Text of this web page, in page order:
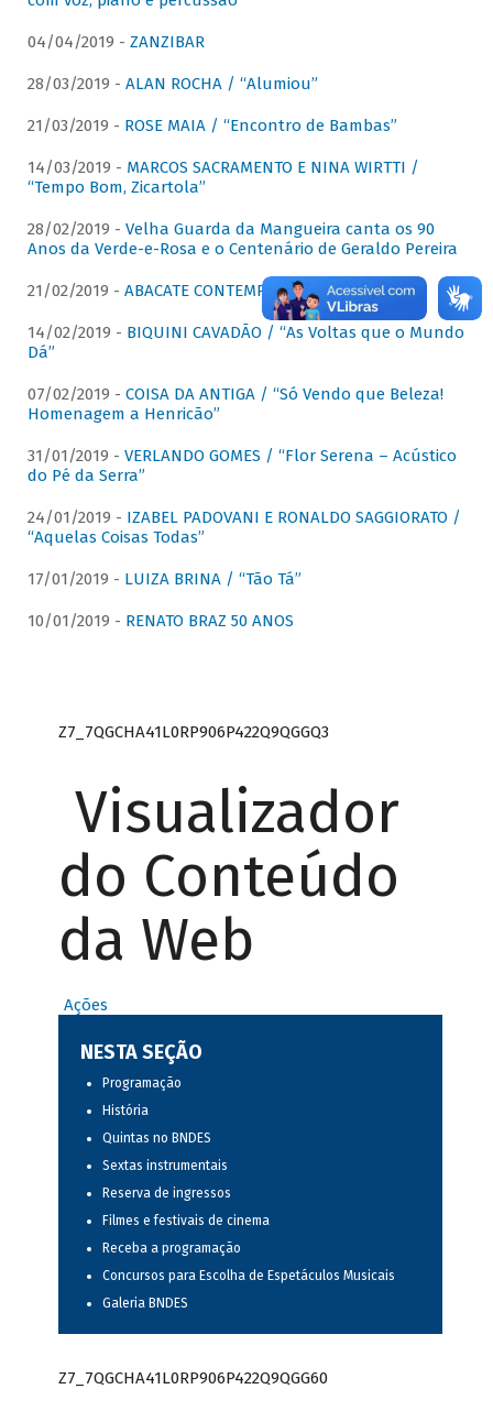
04/04/2019 - ZANZIBAR
28/03/2019 - ALAN ROCHA / “Alumiou”
21/03/2019 - ROSE MAIA / “Encontro de Bambas”
14/03/2019 - MARCOS SACRAMENTO E NINA WIRTTI /
“Tempo Bom, Zicartola”
28/02/2019 - Velha Guarda da Mangueira canta os 90
Anos da Verde-e-Rosa e o Centenário de Geraldo Pereira
21/02/2019 - ABACATE CONTEMPORÂNEO
14/02/2019 - BIQUINI CAVADÃO / “As Voltas que o Mundo
Dá”
07/02/2019 - COISA DA ANTIGA / “Só Vendo que Beleza!
Homenagem a Henricão”
31/01/2019 - VERLANDO GOMES / “Flor Serena – Acústico
do Pé da Serra”
24/01/2019 - IZABEL PADOVANI E RONALDO SAGGIORATO /
“Aquelas Coisas Todas”
17/01/2019 - LUIZA BRINA / “Tão Tá”
10/01/2019 - RENATO BRAZ 50 ANOS
Z7_7QGCHA41L0RP906P422Q9QGGQ3
Visualizador
do Conteúdo
da Web
Ações
NESTA SEÇÃO
Programação
História
Quintas no BNDES
Sextas instrumentais
Reserva de ingressos
Filmes e festivais de cinema
Receba a programação
Concursos para Escolha de Espetáculos Musicais
Galeria BNDES
Z7_7QGCHA41L0RP906P422Q9QGG60